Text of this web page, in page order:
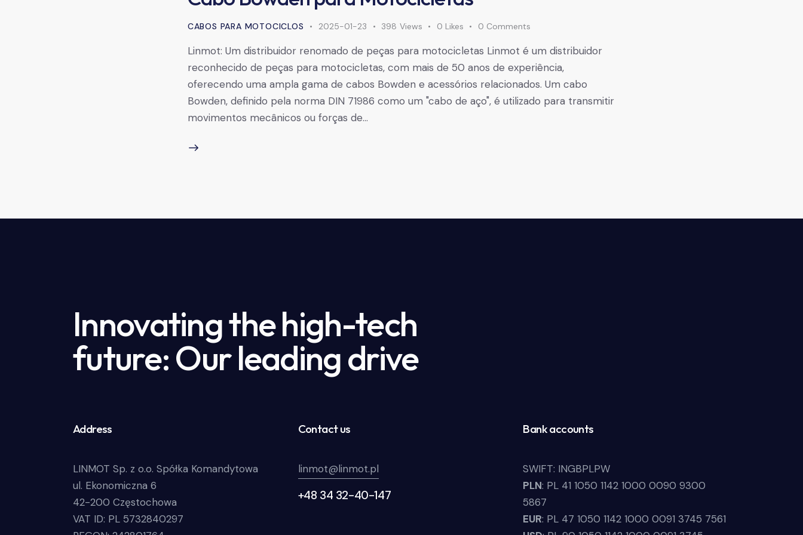
CABOS PARA MOTOCICLOS 2025-01-23 398 Views 0 Likes 0 Comments
Linmot: Um distribuidor renomado de peças para motocicletas Linmot é um distribuidor
reconhecido de peças para motocicletas, com mais de 50 anos de experiência,
oferecendo uma ampla gama de cabos Bowden e acessórios relacionados. Um cabo
Bowden, definido pela norma DIN 71986 como um "cabo de aço", é utilizado para transmitir
movimentos mecânicos ou forças de…
Innovating the high-tech
future: Our leading drive
Address
LINMOT Sp. z o.o. Spółka Komandytowa
ul. Ekonomiczna 6
42-200 Częstochowa
VAT ID: PL 5732840297
Contact us
linmot@linmot.pl
+48 34 32-40-147
Bank accounts
SWIFT: INGBPLPW
PLN: PL 41 1050 1142 1000 0090 9300
5867
EUR: PL 47 1050 1142 1000 0091 3745 7561